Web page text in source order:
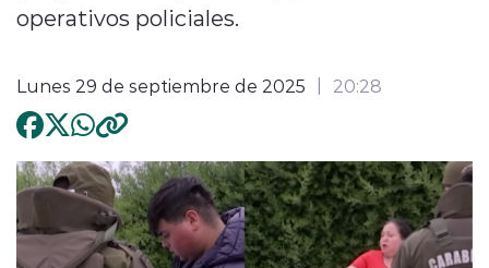
operativos policiales.
Lunes 29 de septiembre de 2025 20:28